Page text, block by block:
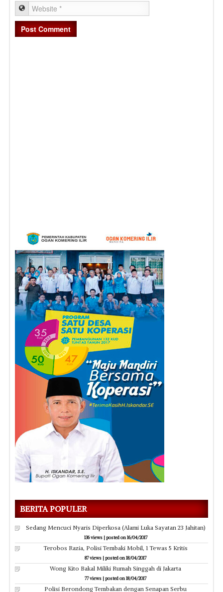
BERITA POPULER
Sedang Mencuci Nyaris Diperkosa (Alami Luka Sayatan 23 Jahitan)
136 views|posted on 16/04/2017
Terobos Razia, Polisi Tembaki Mobil, 1 Tewas 5 Kritis
87 views |posted on 18/04/2017
Wong Kito Bakal Miliki Rumah Singgah di Jakarta
77 views |posted on 18/04/2017
Polisi Berondong Tembakan dengan Senapan Serbu